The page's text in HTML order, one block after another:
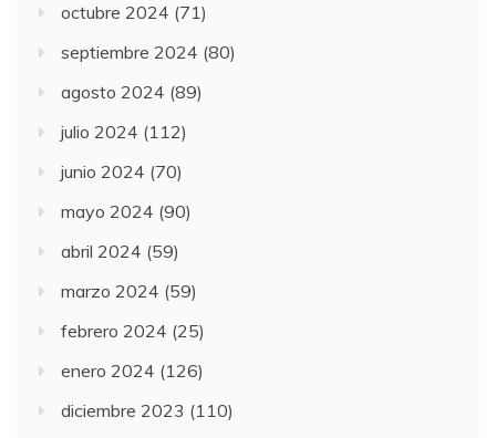
octubre 2024 (71)
septiembre 2024 (80)
agosto 2024 (89)
julio 2024 (112)
junio 2024 (70)
mayo 2024 (90)
abril 2024 (59)
marzo 2024 (59)
febrero 2024 (25)
enero 2024 (126)
diciembre 2023 (110)